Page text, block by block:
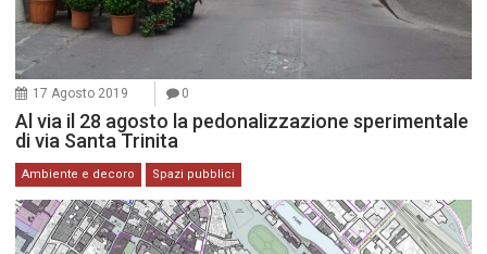
17 Agosto 2019 0
Al via il 28 agosto la pedonalizzazione sperimentale
di via Santa Trinita
Ambiente e decoro Spazi pubblici